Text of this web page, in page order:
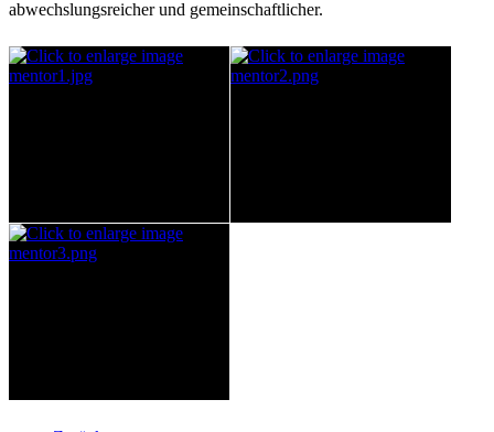
abwechslungsreicher und gemeinschaftlicher.